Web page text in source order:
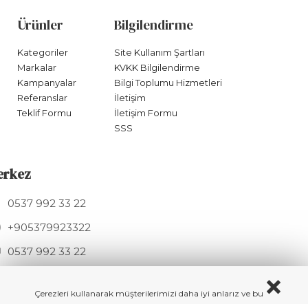
Çerezleri kullanarak müşterilerimizi daha iyi anlarız ve bu
Ürünler
Kategoriler
Markalar
Kampanyalar
Referanslar
Teklif Formu
Bilgilendirme
Site Kullanım Şartları
KVKK Bilgilendirme
Bilgi Toplumu Hizmetleri
İletişim
İletişim Formu
SSS
0537 992 33 22
+905379923322
0537 992 33 22
Mesudiye Sk. 11A, 34275 Arnavutköy / İSTANBUL